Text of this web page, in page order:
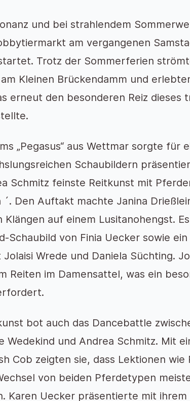
und bei strahlendem
am vergangenen
Trotz der Sommerferien
Kleinen Brückendamm und
erneut den besonderen Reiz dieses
„Pegasus“ aus Wettmar sorgte für
Schaubildern
Schmitz feinste Reitkunst mit
´. Den Auftakt machte Janina
auf einem Lusitanohengst.
Schaubild von Finia Uecker sowie ein
Wrede und Daniela Süchting.
Reiten im Damensattel, was ein
bot auch das Dancebattle
Wedekind und Andrea Schmitz. Mit
Cob zeigten sie, dass Lektionen wie
von beiden Pferdetypen
Karen Uecker präsentierte mit